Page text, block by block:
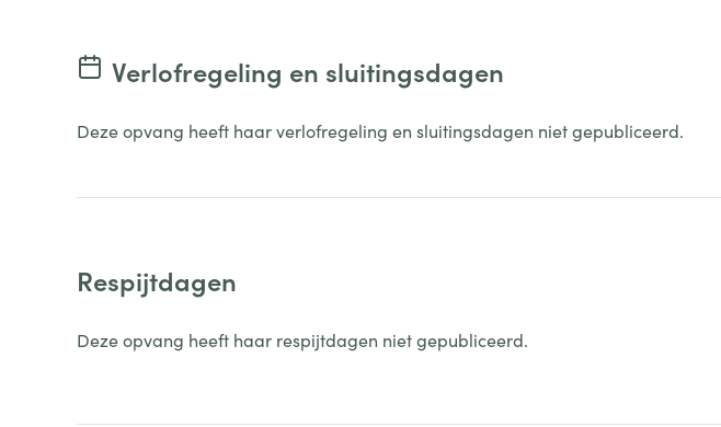
Verlofregeling en sluitingsdagen
Deze opvang heeft haar verlofregeling en sluitingsdagen niet gepubliceerd.
Respijtdagen
Deze opvang heeft haar respijtdagen niet gepubliceerd.